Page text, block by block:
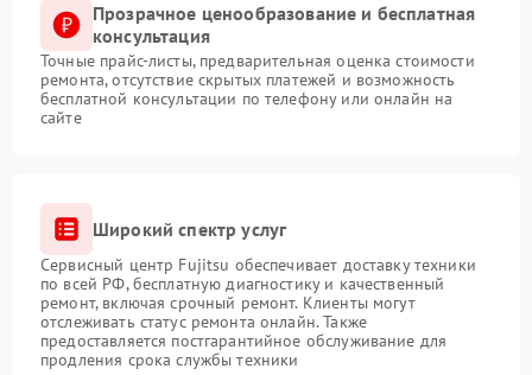
Прозрачное ценообразование и бесплатная
консультация
Точные прайс-листы, предварительная оценка стоимости
ремонта, отсутствие скрытых платежей и возможность
бесплатной консультации по телефону или онлайн на
сайте
Широкий спектр услуг
Сервисный центр Fujitsu обеспечивает доставку техники
по всей РФ, бесплатную диагностику и качественный
ремонт, включая срочный ремонт. Клиенты могут
отслеживать статус ремонта онлайн. Также
предоставляется постгарантийное обслуживание для
продления срока службы техники